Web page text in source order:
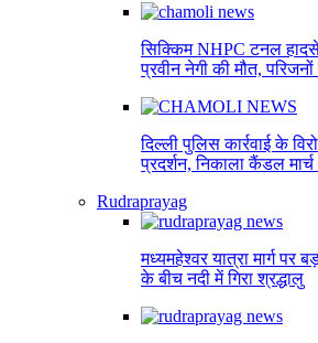
सिक्किम NHPC टनल
प्रवीन नेगी की मौत,
दिल्ली पुलिस कार्रवाई के
प्रदर्शन, निकाला कैंडल
Rudraprayag
मध्यमहेश्वर यात्रा मार्ग पर
के बीच नदी में गिरा श्रद्धालु